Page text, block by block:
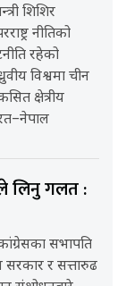
शिशिर
नीतिको
रहेको
विश्वमा चीन
क्षेत्रीय
लिनु गलत :
सभापति
सरकार र सत्तारुढ